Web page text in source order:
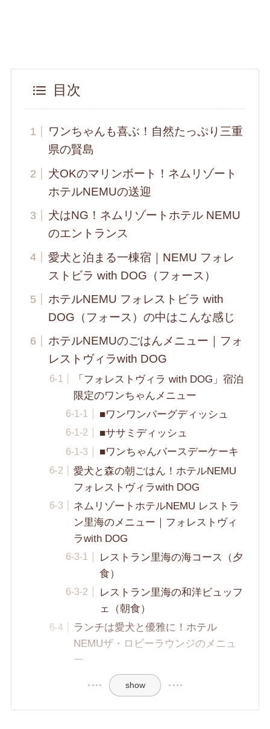
目次
ワンちゃんも喜ぶ！自然たっぷり三重
県の賢島
犬OKのマリンボート！ネムリゾート
ホテルNEMUの送迎
犬はNG！ネムリゾートホテル NEMU
のエントランス
愛犬と泊まる一棟宿｜NEMU フォレ
ストビラ with DOG（フォース）
ホテルNEMU フォレストビラ with
DOG（フォース）の中はこんな感じ
ホテルNEMUのごはんメニュー｜フォ
レストヴィラwith DOG
「フォレストヴィラ with DOG」宿泊
限定のワンちゃんメニュー
■ワンワンバーグディッシュ
■ササミディッシュ
■ワンちゃんバースデーケーキ
愛犬と森の朝ごはん！ホテルNEMU
フォレストヴィラwith DOG
ネムリゾートホテルNEMU レストラ
ン里海のメニュー｜フォレストヴィ
ラwith DOG
レストラン里海の海コース（夕
食）
レストラン里海の和洋ビュッフ
ェ（朝食）
ランチは愛犬と優雅に！ホテル
NEMUザ・ロビーラウンジのメニュ
ー
show